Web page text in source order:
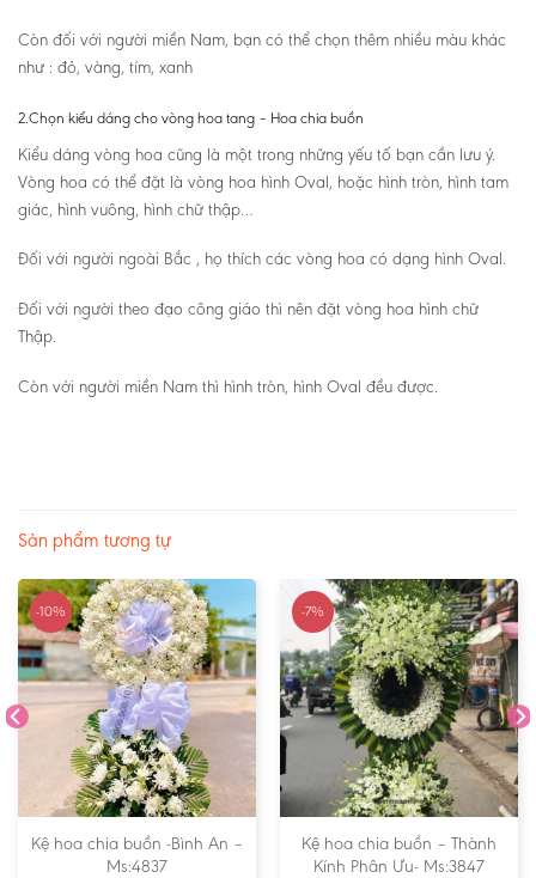
Còn đối với người miền Nam, bạn có thể chọn thêm nhiều màu khác
như : đỏ, vàng, tím, xanh
2.Chọn kiểu dáng cho vòng hoa tang – Hoa chia buồn
Kiểu dáng vòng hoa cũng là một trong những yếu tố bạn cần lưu ý.
Vòng hoa có thể đặt là vòng hoa hình Oval, hoặc hình tròn, hình tam
giác, hình vuông, hình chữ thập…
Đối với người ngoài Bắc , họ thích các vòng hoa có dạng hình Oval.
Đối với người theo đạo công giáo thì nên đặt vòng hoa hình chữ
Thập.
Còn với người miền Nam thì hình tròn, hình Oval đều được.
Sản phẩm tương tự
-10%
Kệ hoa chia buồn -Bình An –
Ms:4837
-7%
Kệ hoa chia buồn – Thành
Kính Phân Ưu- Ms:3847